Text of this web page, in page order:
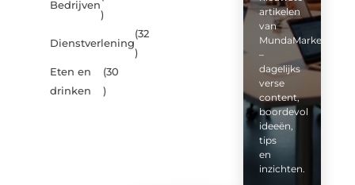
Bedrijven
)
Dienstverlening
(32
)
Eten en
drinken
(30
)
artikelen
van
MundaMarketing.nl
–
dagelijks
verse
content,
boordevol
ideeën,
tips
en
inzichten.